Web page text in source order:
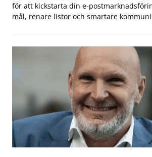
för att kickstarta din e-
mål, renare listor och smartare